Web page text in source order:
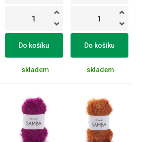
Do košíku
skladem
Do košíku
skladem